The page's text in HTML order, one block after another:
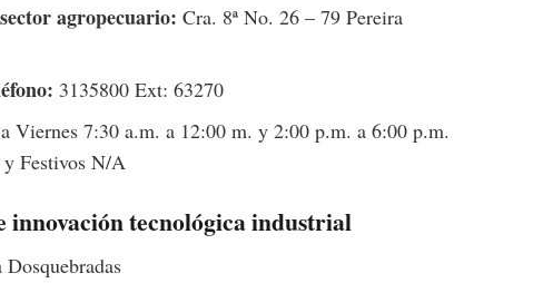
agropecuario: Cra. 8ª No. 26 – 79 Pereira
3135800 Ext: 63270
Viernes 7:30 a.m. a 12:00 m. y 2:00 p.m. a 6:00 p.m.
y Festivos N/A
innovación tecnológica industrial